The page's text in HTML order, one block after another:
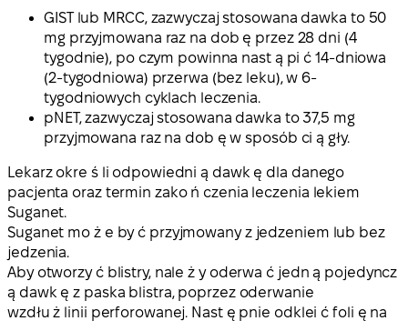
GIST lub MRCC, zazwyczaj stosowana dawka to 50
mg przyjmowana raz na dob ę przez 28 dni (4
tygodnie), po czym powinna nast ą pi ć 14-dniowa
(2-tygodniowa) przerwa (bez leku), w 6-
tygodniowych cyklach leczenia.
pNET, zazwyczaj stosowana dawka to 37,5 mg
przyjmowana raz na dob ę w sposób ci ą gły.
Lekarz okre ś li odpowiedni ą dawk ę dla danego
pacjenta oraz termin zako ń czenia leczenia lekiem
Suganet.
Suganet mo ż e by ć przyjmowany z jedzeniem lub bez
jedzenia.
Aby otworzy ć blistry, nale ż y oderwa ć jedn ą pojedyncz
ą dawk ę z paska blistra, poprzez oderwanie
wzdłu ż linii perforowanej. Nast ę pnie odklei ć foli ę na